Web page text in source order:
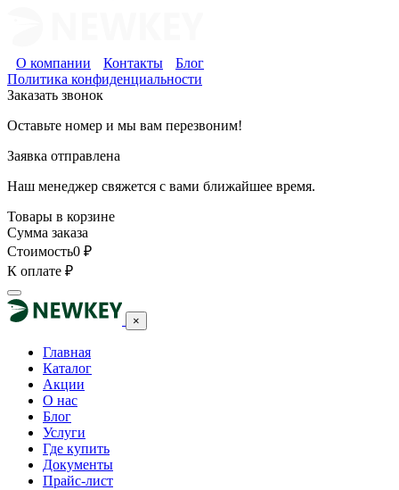
О компании Контакты
Блог
Политика конфиденциальности
Заказать звонок
Оставьте номер и мы вам перезвоним!
Заявка отправлена
Наш менеджер свяжется с вами ближайшее время.
Товары в корзине
Сумма заказа
Стоимость0 ₽
К оплате ₽
×
Главная
Каталог
Акции
О нас
Блог
Услуги
Где купить
Документы
Прайс-лист